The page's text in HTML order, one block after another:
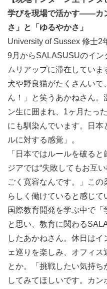
〇新規事業の中核に関わる
成長のプロセスに携われる
〇一般的な営利企業では得
ション」を軸に働く経験
〇明確な自分の信念を軸
人との出会い
・キャリアデザインの参考
・同じ分野に興味のある
・自分のやりたいこと・
クをもらえる
・様々な形の国際協力、
・自分の興味関心、ゆず
を発見できる機会
国際協力を仕事にしたいけ
方にオススメです！
◉インターンの条件
勤務場所：カンボジア（シ
勤務期間：6ヵ月以上
必要な業務経験・能力：
学びを現場で活かす——カ
さ」と「ゆるやかさ」
University of Sussex 修士2
9月からSALASUSUのイン
ムリアップに滞在してい
犬や野良猫がたくさんい
ん！」と笑うあかねさん
ン生に囲まれ、1ヶ月たっ
にも馴染んでいます。日
ルに対する感覚」。
「日本ではルールを破る
ジアでは“失敗してもお互
ごく寛容なんです。」こ
らしく働けていると感じて
国際教育開発を学ぶ中で「
と思い、教育に関わる
したあかねさん。休日は
ェ巡りを楽しみ、オフィ
とか。「挑戦したい気持
してみてほしいです。カ